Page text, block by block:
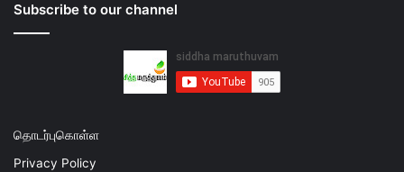
Subscribe to our channel
தொடர்புகொள்ள
Privacy Policy